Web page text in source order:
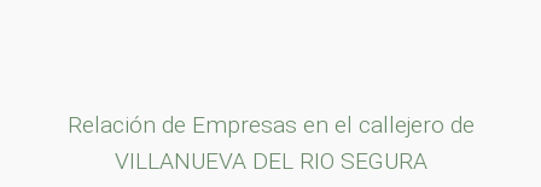
Relación de Empresas en el callejero de
VILLANUEVA DEL RIO SEGURA